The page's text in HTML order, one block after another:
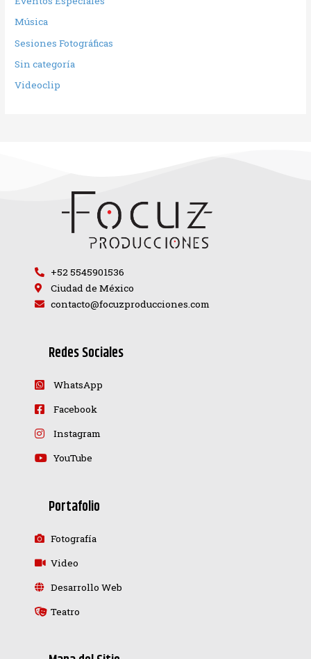
Música
Sesiones Fotográficas
Sin categoría
Videoclip
+52 5545901536
Ciudad de México
contacto@focuzproducciones.com
Redes Sociales
WhatsApp
Facebook
Instagram
YouTube
Portafolio
Fotografía
Video
Desarrollo Web
Teatro